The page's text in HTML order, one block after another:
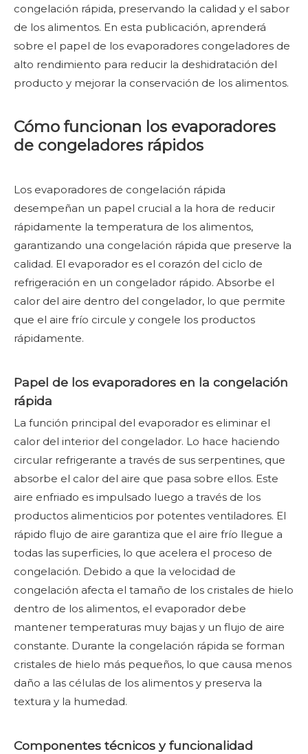
congelación rápida, preservando la calidad y el sabor
de los alimentos. En esta publicación, aprenderá
sobre el papel de los evaporadores congeladores de
alto rendimiento para reducir la deshidratación del
producto y mejorar la conservación de los alimentos.
Cómo funcionan los evaporadores
de congeladores rápidos
Los evaporadores de congelación rápida
desempeñan un papel crucial a la hora de reducir
rápidamente la temperatura de los alimentos,
garantizando una congelación rápida que preserve la
calidad. El evaporador es el corazón del ciclo de
refrigeración en un congelador rápido. Absorbe el
calor del aire dentro del congelador, lo que permite
que el aire frío circule y congele los productos
rápidamente.
Papel de los evaporadores en la congelación
rápida
La función principal del evaporador es eliminar el
calor del interior del congelador. Lo hace haciendo
circular refrigerante a través de sus serpentines, que
absorbe el calor del aire que pasa sobre ellos. Este
aire enfriado es impulsado luego a través de los
productos alimenticios por potentes ventiladores. El
rápido flujo de aire garantiza que el aire frío llegue a
todas las superficies, lo que acelera el proceso de
congelación. Debido a que la velocidad de
congelación afecta el tamaño de los cristales de hielo
dentro de los alimentos, el evaporador debe
mantener temperaturas muy bajas y un flujo de aire
constante. Durante la congelación rápida se forman
cristales de hielo más pequeños, lo que causa menos
daño a las células de los alimentos y preserva la
textura y la humedad.
Componentes técnicos y funcionalidad